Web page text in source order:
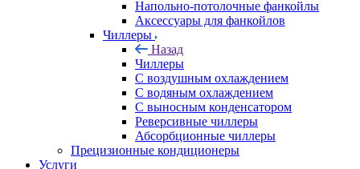
Напольно-потолочные фанкойлы
Аксессуары для фанкойлов
Чиллеры
Назад
Чиллеры
С воздушным охлаждением
С водяным охлаждением
С выносным конденсатором
Реверсивные чиллеры
Абсорбционные чиллеры
Прецизионные кондиционеры
Услуги